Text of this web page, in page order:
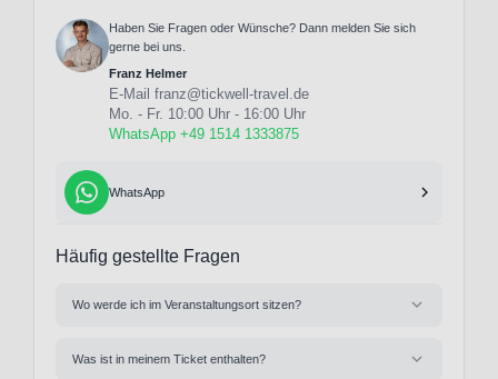
Haben Sie Fragen oder Wünsche? Dann melden Sie sich
gerne bei uns.
Franz Helmer
E-Mail franz@tickwell-travel.de
Mo. - Fr. 10:00 Uhr - 16:00 Uhr
WhatsApp +49 1514 1333875
WhatsApp
Häufig gestellte Fragen
Wo werde ich im Veranstaltungsort sitzen?
Was ist in meinem Ticket enthalten?